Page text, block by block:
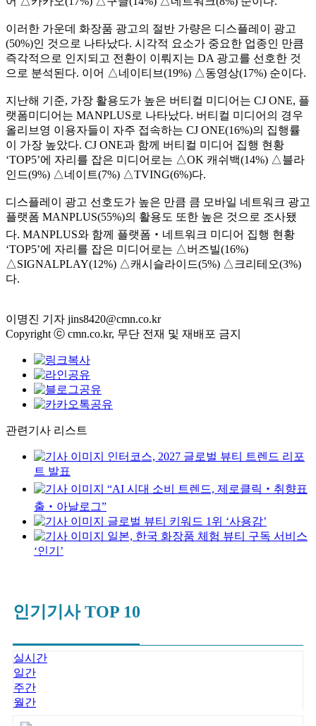
이러한 가운데 화장품 광고의 절반 가량은 디스플레이 광고
(50%)인 것으로 나타났다. 시각적 요소가 중요한 업종인 만큼
즉각적으로 인지되고 전환이 이뤄지는 DA 광고를 선호한 것
으로 분석된다. 이어 △네이티브(19%) △동영상(17%) 순이다.
지난해 기준, 가장 활용도가 높은 버티컬 미디어는 CJ ONE, 플
랫폼미디어는 MANPLUS로 나타났다. 버티컬 미디어의 경우
올리브영 이용자들이 자주 접속하는 CJ ONE(16%)의 집행률
이 가장 높았다. CJ ONE과 함께 버티컬 미디어 집행 현황
‘TOP5’에 자리를 잡은 미디어로는 △OK 캐쉬백(14%) △블라
인드(9%) △네이트(7%) △TVING(6%)다.
디스플레이 광고 선호도가 높은 만큼 큼 모바일 네트워크 광고
플랫폼 MANPLUS(55%)의 활용도 또한 높은 것으로 조사됐
다. MANPLUS와 함께 플랫폼 ‧ 네트워크 미디어 집행 현황
‘TOP5’에 자리를 잡은 미디어로는 △버즈빌(16%)
△SIGNALPLAY(12%) △캐시슬라이드(5%) △ 크리테오(3%)
다.
이명진 기자 jins8420@cmn.co.kr
Copyright ⓒ cmn.co.kr, 무단 전재 및 재배포 금지
관련기사 리스트
인터코스, 2027 글로벌 뷰티 트렌드 리포
트 발표
“AI 시대 소비 트렌드, 제로클릭‧취향표
출‧아날로그”
글로벌 뷰티 키워드 1위 ‘사용감’
일본, 한국 화장품 체험 뷰티 구독 서비스
‘인기’
인기기사 TOP 10
실시간
일간
주간
월간